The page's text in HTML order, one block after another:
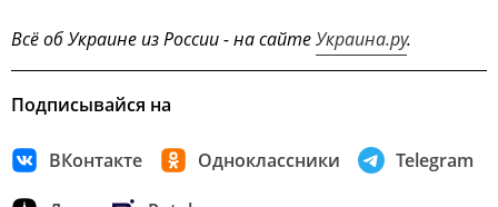
Всё об Украине из России - на сайтеУкраина.ру.
Подписывайся на
ВКонтакте Одноклассники Telegram